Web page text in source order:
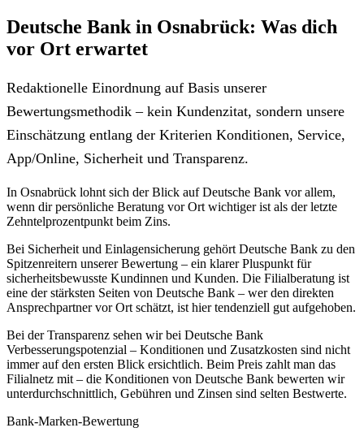
Deutsche Bank in Osnabrück: Was dich
vor Ort erwartet
Redaktionelle Einordnung auf Basis unserer
Bewertungsmethodik – kein Kundenzitat, sondern unsere
Einschätzung entlang der Kriterien Konditionen, Service,
App/Online, Sicherheit und Transparenz.
In Osnabrück lohnt sich der Blick auf Deutsche Bank vor allem,
wenn dir persönliche Beratung vor Ort wichtiger ist als der letzte
Zehntelprozentpunkt beim Zins.
Bei Sicherheit und Einlagensicherung gehört Deutsche Bank zu den
Spitzenreitern unserer Bewertung – ein klarer Pluspunkt für
sicherheitsbewusste Kundinnen und Kunden. Die Filialberatung ist
eine der stärksten Seiten von Deutsche Bank – wer den direkten
Ansprechpartner vor Ort schätzt, ist hier tendenziell gut aufgehoben.
Bei der Transparenz sehen wir bei Deutsche Bank
Verbesserungspotenzial – Konditionen und Zusatzkosten sind nicht
immer auf den ersten Blick ersichtlich. Beim Preis zahlt man das
Filialnetz mit – die Konditionen von Deutsche Bank bewerten wir
unterdurchschnittlich, Gebühren und Zinsen sind selten Bestwerte.
Bank-Marken-Bewertung